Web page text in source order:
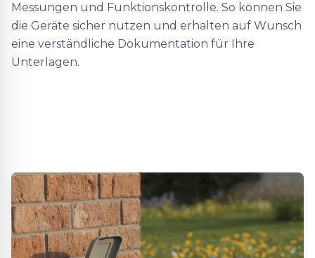
Messungen und Funktionskontrolle. So können Sie
die Geräte sicher nutzen und erhalten auf Wunsch
eine verständliche Dokumentation für Ihre
Unterlagen.